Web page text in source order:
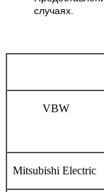
случаях.
VBW
Mitsubishi Electric